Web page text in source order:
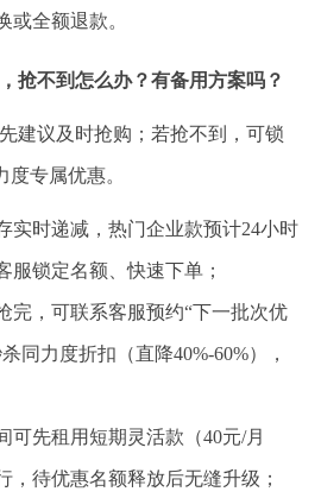
或全额退款。
抢不到怎么办？有备用方案吗？
建议及时抢购；若抢不到，可锁
度专属优惠。
实时递减，热门企业款预计24小时
服锁定名额、快速下单；
完，可联系客服预约“下一批次优
同力度折扣（直降40%-60%），
可先租用短期灵活款（40元/月
，待优惠名额释放后无缝升级；